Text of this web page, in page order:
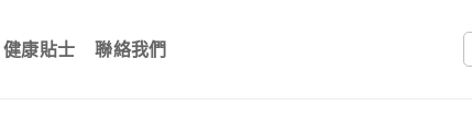
健康貼士 聯絡我們